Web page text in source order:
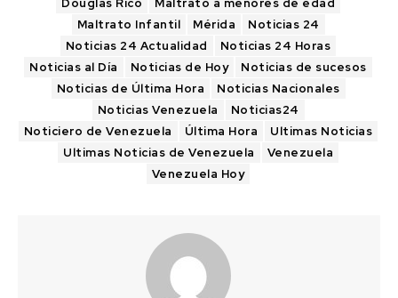
Douglas Rico
Maltrato a menores de edad
Maltrato Infantil
Mérida
Noticias 24
Noticias 24 Actualidad
Noticias 24 Horas
Noticias al Día
Noticias de Hoy
Noticias de sucesos
Noticias de Última Hora
Noticias Nacionales
Noticias Venezuela
Noticias24
Noticiero de Venezuela
Última Hora
Ultimas Noticias
Ultimas Noticias de Venezuela
Venezuela
Venezuela Hoy